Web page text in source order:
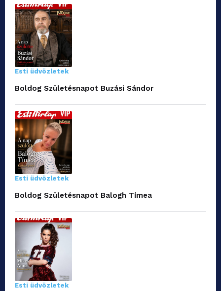
Esti üdvözletek
Boldog Születésnapot Buzási Sándor
Esti üdvözletek
Boldog Születésnapot Balogh Tímea
Esti üdvözletek